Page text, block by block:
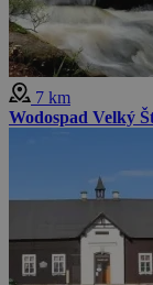
7 km
Wodospad Velký